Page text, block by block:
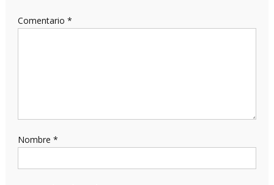
Comentario *
Nombre *